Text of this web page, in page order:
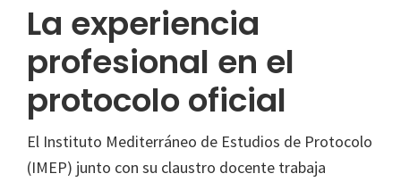
La experiencia
profesional en el
protocolo oficial
El Instituto Mediterráneo de Estudios de Protocolo
(IMEP) junto con su claustro docente trabaja